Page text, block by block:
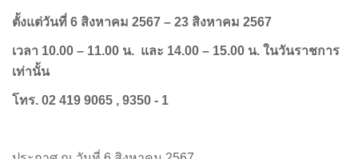
ตั้งแต่วันที่ 6 สิงหาคม 2567 – 23 สิงหาคม 2567
เวลา 10.00 – 11.00 น. และ 14.00 – 15.00 น. ในวันราชการ
เท่านั้น
โทร. 02 419 9065 , 9350 - 1